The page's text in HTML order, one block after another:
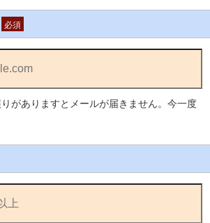
必須
がありますとメールが届きません。今一度